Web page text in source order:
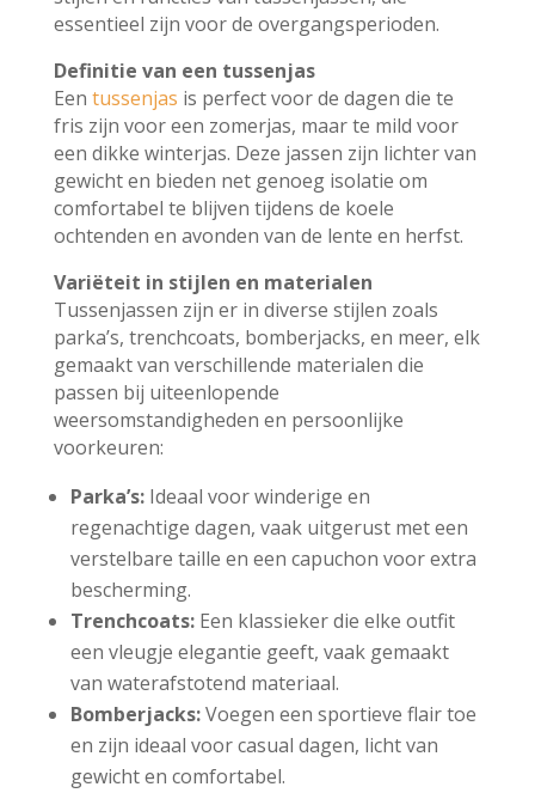
essentieel zijn voor de overgangsperioden.
Definitie van een tussenjas
Een tussenjas is perfect voor de dagen die te
fris zijn voor een zomerjas, maar te mild voor
een dikke winterjas. Deze jassen zijn lichter van
gewicht en bieden net genoeg isolatie om
comfortabel te blijven tijdens de koele
ochtenden en avonden van de lente en herfst.
Variëteit in stijlen en materialen
Tussenjassen zijn er in diverse stijlen zoals
parka’s, trenchcoats, bomberjacks, en meer, elk
gemaakt van verschillende materialen die
passen bij uiteenlopende
weersomstandigheden en persoonlijke
voorkeuren:
Parka’s:Ideaal voor winderige en
regenachtige dagen, vaak uitgerust met een
verstelbare taille en een capuchon voor extra
bescherming.
Trenchcoats:Een klassieker die elke outfit
een vleugje elegantie geeft, vaak gemaakt
van waterafstotend materiaal.
Bomberjacks:Voegen een sportieve flair toe
en zijn ideaal voor casual dagen, licht van
gewicht en comfortabel.